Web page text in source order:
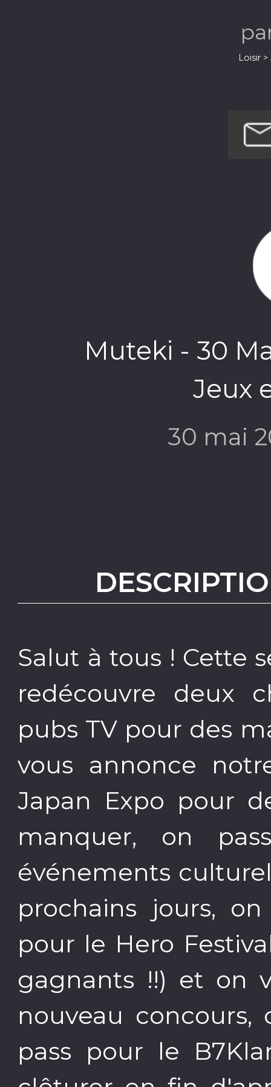
Loisir
Muteki - 30
Jeux
30 mai
Salut à tous ! Cette
redécouvre deux
pubs TV pour des
vous annonce
Japan Expo pour
manquer, on
événements
prochains jours,
pour le Hero
gagnants !!) et on
nouveau
pass pour le